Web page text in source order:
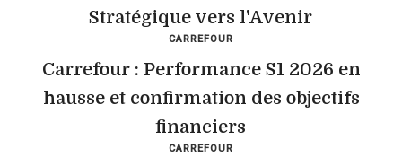
Stratégique vers l'Avenir
CARREFOUR
Carrefour : Performance S1 2026 en
hausse et confirmation des objectifs
financiers
CARREFOUR